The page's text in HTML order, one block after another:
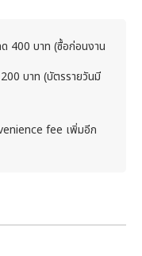
400 บาท (ซื้อก่อนงาน
บาท (บัตรรายวันมี
fee เพิ่มอีก